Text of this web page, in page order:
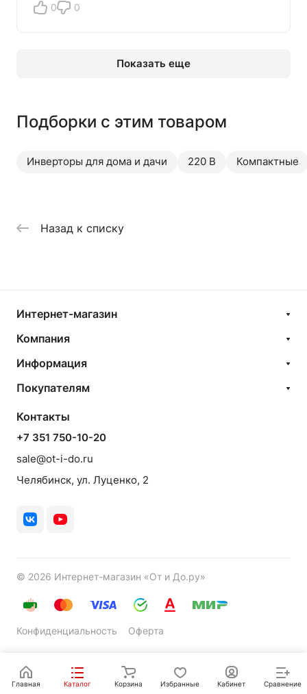
0 0
Показать еще
Подборки с этим товаром
Инверторы для дома и дачи 220 В Компактные
Назад к списку
Интернет-магазин
Компания
Информация
Покупателям
Контакты
+7 351 750-10-20
sale@ot-i-do.ru
Челябинск, ул. Луценко, 2
© 2026 Интернет-магазин «От и До.ру»
Конфиденциальность Оферта
Главная Каталог Корзина Избранные Кабинет Сравнение